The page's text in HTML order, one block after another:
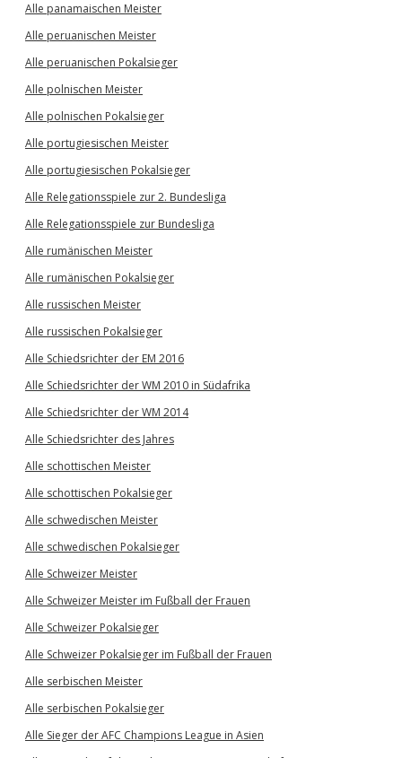
Alle panamaischen Meister
Alle peruanischen Meister
Alle peruanischen Pokalsieger
Alle polnischen Meister
Alle polnischen Pokalsieger
Alle portugiesischen Meister
Alle portugiesischen Pokalsieger
Alle Relegationsspiele zur 2. Bundesliga
Alle Relegationsspiele zur Bundesliga
Alle rumänischen Meister
Alle rumänischen Pokalsieger
Alle russischen Meister
Alle russischen Pokalsieger
Alle Schiedsrichter der EM 2016
Alle Schiedsrichter der WM 2010 in Südafrika
Alle Schiedsrichter der WM 2014
Alle Schiedsrichter des Jahres
Alle schottischen Meister
Alle schottischen Pokalsieger
Alle schwedischen Meister
Alle schwedischen Pokalsieger
Alle Schweizer Meister
Alle Schweizer Meister im Fußball der Frauen
Alle Schweizer Pokalsieger
Alle Schweizer Pokalsieger im Fußball der Frauen
Alle serbischen Meister
Alle serbischen Pokalsieger
Alle Sieger der AFC Champions League in Asien